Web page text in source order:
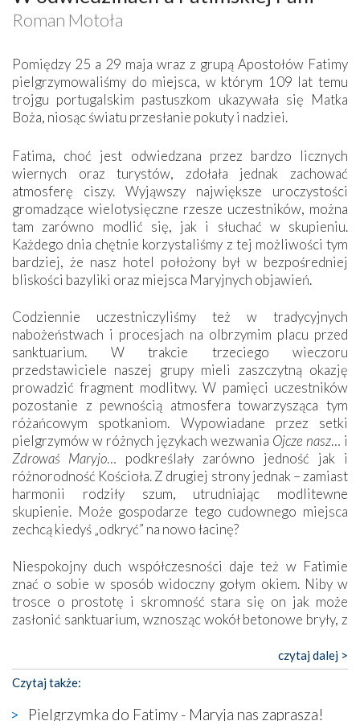
Roman Motoła
Pomiędzy 25 a 29 maja wraz z grupą Apostołów Fatimy
pielgrzymowaliśmy do miejsca, w którym 109 lat temu
trojgu portugalskim pastuszkom ukazywała się Matka
Boża, niosąc światu przesłanie pokuty i nadziei.
Fatima, choć jest odwiedzana przez bardzo licznych
wiernych oraz turystów, zdołała jednak zachować
atmosferę ciszy. Wyjąwszy największe uroczystości
gromadzące wielotysięczne rzesze uczestników, można
tam zarówno modlić się, jak i słuchać w skupieniu.
Każdego dnia chętnie korzystaliśmy z tej możliwości tym
bardziej, że nasz hotel położony był w bezpośredniej
bliskości bazyliki oraz miejsca Maryjnych objawień.
Codziennie uczestniczyliśmy też w tradycyjnych
nabożeństwach i procesjach na olbrzymim placu przed
sanktuarium. W trakcie trzeciego wieczoru
przedstawiciele naszej grupy mieli zaszczytną okazję
prowadzić fragment modlitwy. W pamięci uczestników
pozostanie z pewnością atmosfera towarzysząca tym
różańcowym spotkaniom. Wypowiadane przez setki
pielgrzymów w różnych językach wezwania Ojcze nasz… i
Zdrowaś Maryjo… podkreślały zarówno jedność jak i
różnorodność Kościoła. Z drugiej strony jednak – zamiast
harmonii rodziły szum, utrudniając modlitewne
skupienie. Może gospodarze tego cudownego miejsca
zechcą kiedyś „odkryć” na nowo łacinę?
Niespokojny duch współczesności daje też w Fatimie
znać o sobie w sposób widoczny gołym okiem. Niby w
trosce o prostotę i skromność stara się on jak może
zasłonić sanktuarium, wznosząc wokół betonowe bryły, z
katolickiego kultu. Tylko co wspólnego z żywą,
autentyczną wiarą mogą mieć płaskie, szare bunkry albo
kaplice, w których Tabernakulum przypomina bardziej
skrzynkę na narzędzia? Albo co powiedzieć o ustawionym
czytaj dalej >
Czytaj także:
Pielgrzymka do Fatimy - Maryja nas zaprasza!